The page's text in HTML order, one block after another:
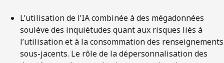
L’utilisation de l’IA combinée à des mégadonnées
soulève des inquiétudes quant aux risques liés à
l’utilisation et à la consommation des renseignements
sous-jacents. Le rôle de la dépersonnalisation des